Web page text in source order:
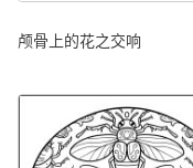
颅骨上的花之交响